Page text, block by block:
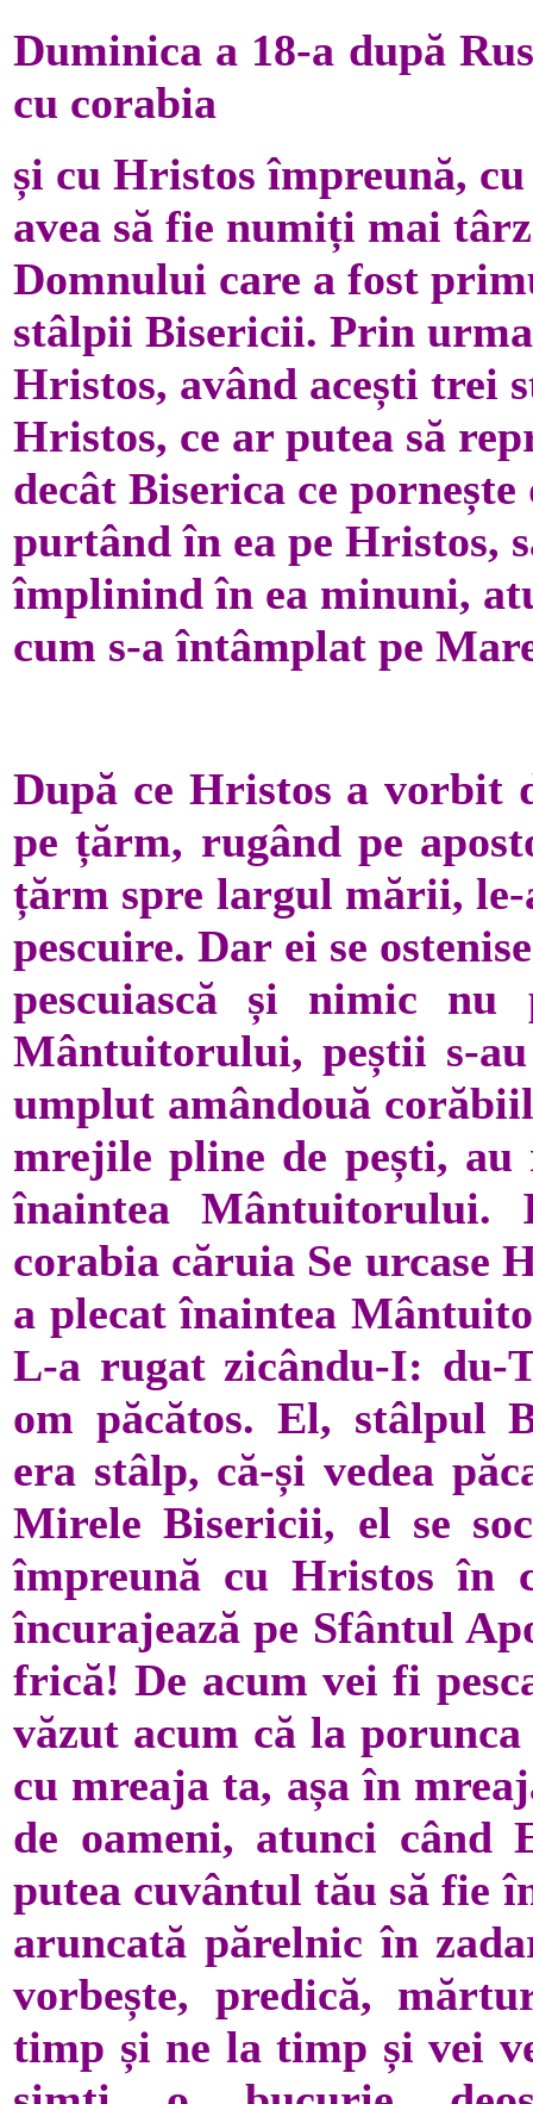
Duminica a 18-a după
cu corabia
și cu Hristos împreună,
avea să fie numiți mai
Domnului care a fost
stâlpii Bisericii. Prin
Hristos, având acești trei
Hristos, ce ar putea să
decât Biserica ce
purtând în ea pe Hristos,
împlinind în ea minuni,
cum s-a întâmplat pe
După ce Hristos a vorbit
pe țărm, rugând pe
țărm spre largul mării,
pescuire. Dar ei se
pescuiască și nimic nu
Mântuitorului, peștii s-
umplut amândouă
mrejile pline de pești,
înaintea
corabia căruia Se urcase
a plecat înaintea
L-a rugat zicându-I: du-
om păcătos. El, stâlpul
era stâlp, că-și vedea
Mirele Bisericii, el se
împreună cu Hristos în
încurajează pe Sfântul
frică! De acum vei fi
văzut acum că la
cu mreaja ta, așa în
de oameni, atunci
putea cuvântul tău să fie
aruncată părelnic în
vorbește, predică,
timp și ne la timp și vei